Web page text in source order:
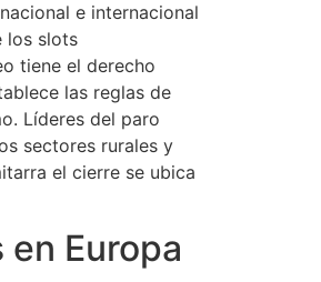
e internacional
los slots
tiene el derecho
las reglas de
Líderes del paro
sectores rurales y
el cierre se ubica
Europa